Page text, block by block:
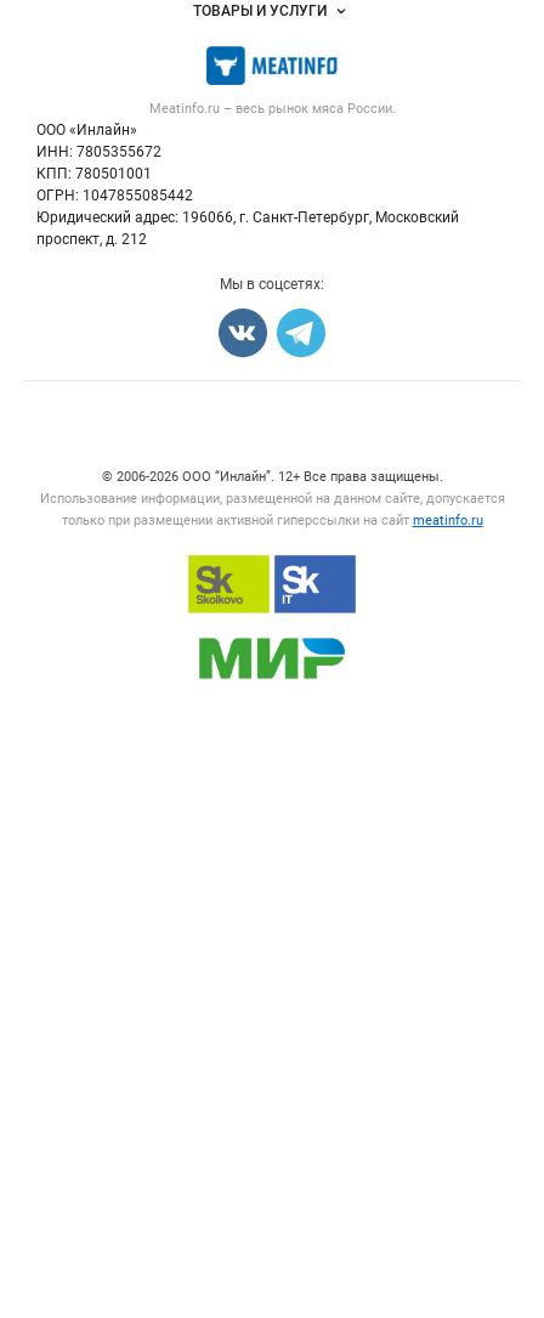
Meatinfo.ru – весь рынок мясаРоссии.
ООО «Инлайн»
ИНН: 7805355672
КПП: 780501001
ОГРН: 1047855085442
Юридический адрес: 196066, г. Санкт-Петербург, Московский
проспект, д. 212
Размещение рекламы
Публичная оферта
Контактная информация
Политика обработки персональных данных
Новости рынка
Вакансии
ТОВАРЫ И УСЛУГИ
Мясо, мясопродукты
Скот в живом весе
Колбасы, сосиски, деликатесы
Мы в соцсетях:
© 2006‑2026 ООО “Инлайн”. 12+ Все права защищены.
Использование информации, размещенной на данном сайте, допускается
только при размещении активной гиперссылки на сайт meatinfo.ru